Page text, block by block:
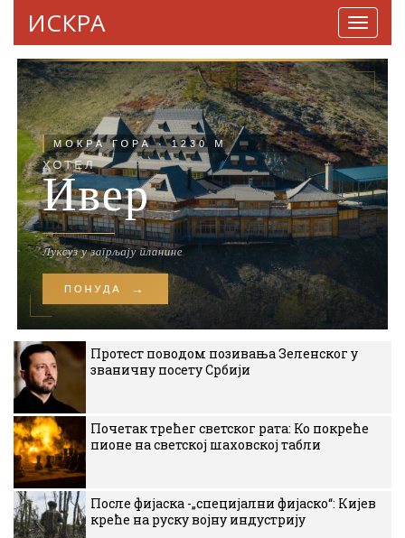
ИСКРА
Протест поводом позивања Зеленског у
званичну посету Србији
Почетак трећег светског рата: Ко покреће
пионе на светској шаховској табли
После фијаска -„специјални фијаско“: Кијев
креће на руску војну индустрију